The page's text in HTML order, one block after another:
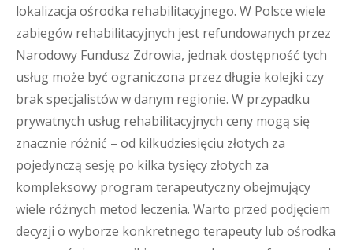
lokalizacja ośrodka rehabilitacyjnego. W Polsce wiele
zabiegów rehabilitacyjnych jest refundowanych przez
Narodowy Fundusz Zdrowia, jednak dostępność tych
usług może być ograniczona przez długie kolejki czy
brak specjalistów w danym regionie. W przypadku
prywatnych usług rehabilitacyjnych ceny mogą się
znacznie różnić – od kilkudziesięciu złotych za
pojedynczą sesję po kilka tysięcy złotych za
kompleksowy program terapeutyczny obejmujący
wiele różnych metod leczenia. Warto przed podjęciem
decyzji o wyborze konkretnego terapeuty lub ośrodka